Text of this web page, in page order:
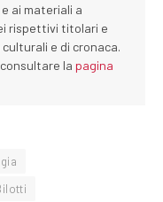
ai materiali a
rispettivi titolari e
e di cronaca.
la pagina